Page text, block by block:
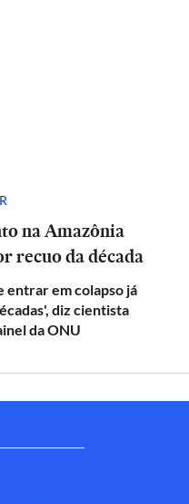
na Amazônia
recuo da década
entrar em colapso já
diz cientista
da ONU